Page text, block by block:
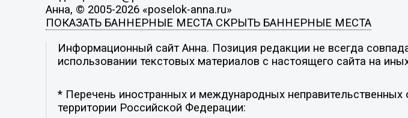
Анна, © 2005-2026 «poselok-anna.ru»
ПОКАЗАТЬ БАННЕРНЫЕ МЕСТА СКРЫТЬ БАННЕРНЫЕ МЕСТА
Информационный сайт Анна. Позиция редакции не всегда
использовании текстовых материалов с настоящего сайта на
* Перечень иностранных и международных неправительственных
территории Российской Федерации: